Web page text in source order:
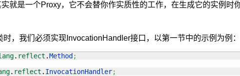
就是一个Proxy，它不会替你作实质性的工作，在生成它的实例时
，我们必须实现InvocationHandler接口，以第一节中的示例为例：
. reflect .Method ;
. reflect . InvocationHandler;